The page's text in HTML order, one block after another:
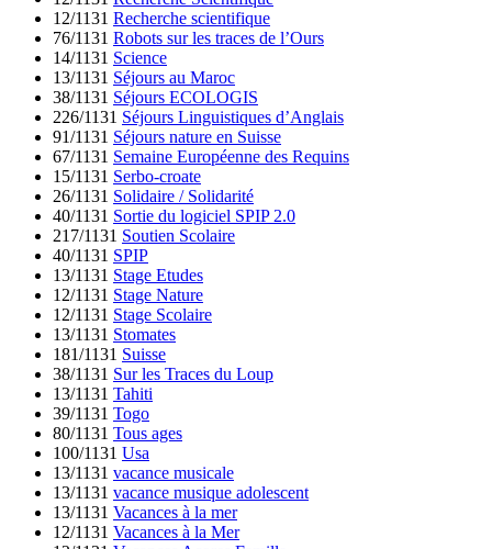
12/1131 Recherche scientifique
76/1131 Robots sur les traces de l’Ours
14/1131 Science
13/1131 Séjours au Maroc
38/1131 Séjours ECOLOGIS
226/1131 Séjours Linguistiques d’Anglais
91/1131 Séjours nature en Suisse
67/1131 Semaine Européenne des Requins
15/1131 Serbo-croate
26/1131 Solidaire / Solidarité
40/1131 Sortie du logiciel SPIP 2.0
217/1131 Soutien Scolaire
40/1131 SPIP
13/1131 Stage Etudes
12/1131 Stage Nature
12/1131 Stage Scolaire
13/1131 Stomates
181/1131 Suisse
38/1131 Sur les Traces du Loup
13/1131 Tahiti
39/1131 Togo
80/1131 Tous ages
100/1131 Usa
13/1131 vacance musicale
13/1131 vacance musique adolescent
13/1131 Vacances à la mer
12/1131 Vacances à la Mer